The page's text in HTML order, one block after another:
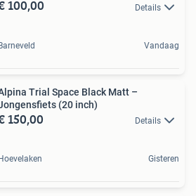
100,00 Details
Vandaag
Trial Space Black Matt –
(20 inch)
150,00 Details
Hoevelaken Gisteren